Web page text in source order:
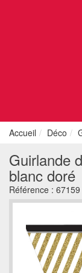
Accueil Déco
Guirlande
blanc doré
Référence : 67159